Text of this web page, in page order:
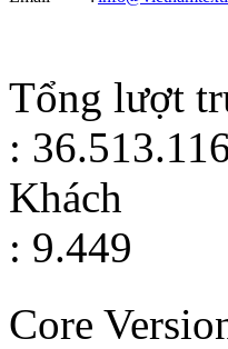
Tổng lượt
:
Khách
: 9.449
Core